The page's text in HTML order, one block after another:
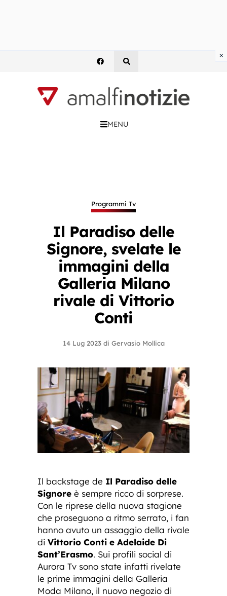
MENU
Programmi Tv
Il Paradiso delle
Signore, svelate le
immagini della
Galleria Milano
rivale di Vittorio
Conti
14 Lug 2023 di Gervasio Mollica
Il backstage de Il Paradiso delle
Signore è sempre ricco di sorprese.
Con le riprese della nuova stagione
che proseguono a ritmo serrato, i fan
hanno avuto un assaggio della rivale
di Vittorio Conti e Adelaide Di
Sant’Erasmo. Sui profili social di
Aurora Tv sono state infatti rivelate
le prime immagini della Galleria
Moda Milano, il nuovo negozio di
×